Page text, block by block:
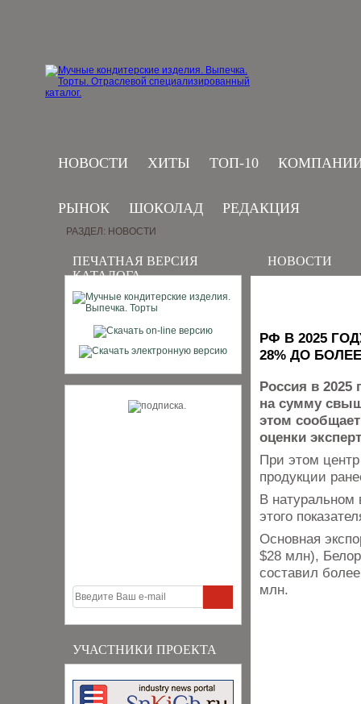
НОВОСТИ ХИТЫ ТОП-10
РЫНОК ШОКОЛАД РЕДАКЦИЯ
ПЕЧАТНАЯ ВЕРСИЯ
КАТАЛОГА
УЧАСТНИКИ ПРОЕКТА
РАЗДЕЛ: НОВОСТИ
НОВОСТИ
РФ В 2025
28% ДО
Россия в 2025
на сумму
этом
оценки
При этом
продукции
В натуральном
этого
Основная
$28 млн),
составил
млн.